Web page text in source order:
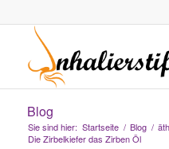
Blog
Sie sind hier: Startseite / Blog /
Die Zirbelkiefer das Zirben Öl